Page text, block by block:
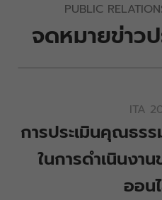
PUBLIC
จดหมายข่าว
ITA
การประเมินคุณธรร
ในการดำเนินงา
ออน